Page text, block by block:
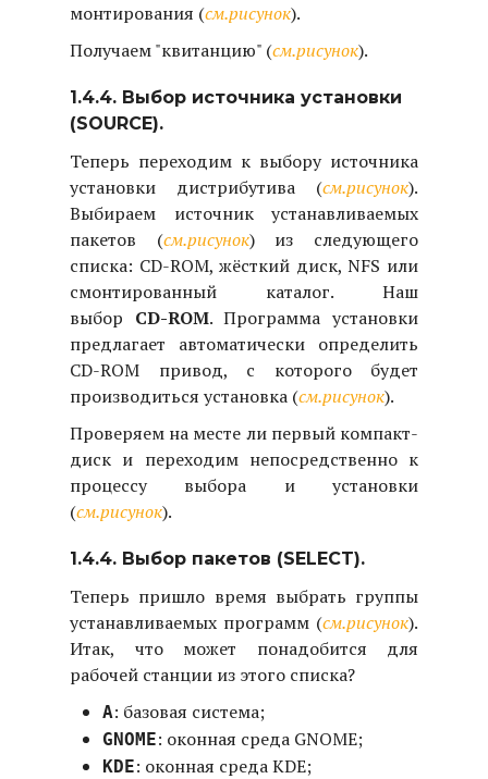
монтирования (см.рисунок).
Получаем "квитанцию" (см.рисунок).
1.4.4. Выбор источника установки
(SOURCE).
Теперь переходим к выбору источника
установки дистрибутива (см.рисунок).
Выбираем источник устанавливаемых
пакетов (см.рисунок) из следующего
списка: CD-ROM, жёсткий диск, NFS или
смонтированный каталог. Наш
выбор CD-ROM. Программа установки
предлагает автоматически определить
CD-ROM привод, с которого будет
производиться установка (см.рисунок).
Проверяем на месте ли первый компакт-
диск и переходим непосредственно к
процессу выбора и установки
(см.рисунок).
1.4.4. Выбор пакетов (SELECT).
Теперь пришло время выбрать группы
устанавливаемых программ (см.рисунок).
Итак, что может понадобится для
рабочей станции из этого списка?
A: базовая система;
GNOME: оконная среда GNOME;
KDE: оконная среда KDE;